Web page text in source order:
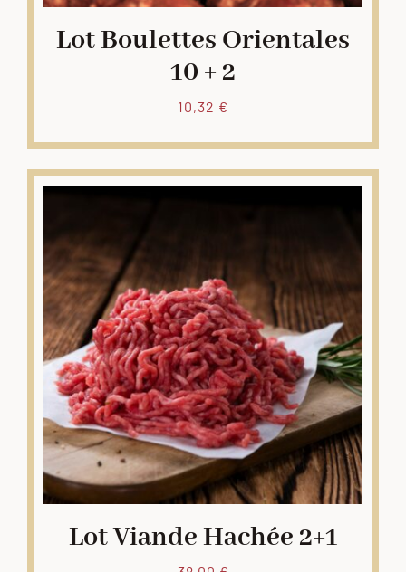
Lot Boulettes Orientales
10 + 2
10,32 €
Lot Viande Hachée 2+1